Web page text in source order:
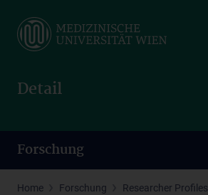
main
Detail
Forschung
Home Forschung
Researcher Profiles